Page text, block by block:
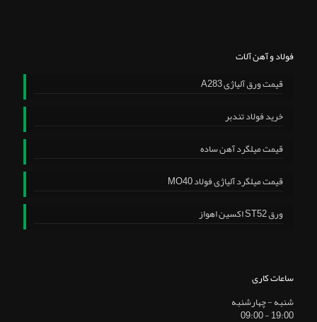
فولاد و آهن آلات
قیمت ورق آلیاژی A283
خرید فولاد تندبر
قیمت میلگرد آهن ساده
قیمت میلگرد آلیاژی فولاد MO40
ورق ST52 اکسین اهواز
ساعات کاری
شنبه - چهارشنبه
19:00 - 09:00